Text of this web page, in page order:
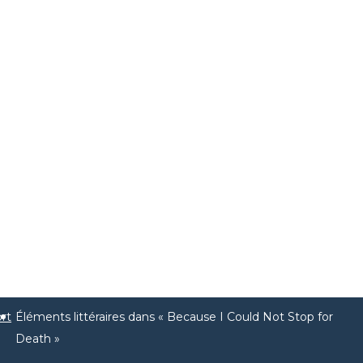
Éléments littéraires dans « Because I Could Not Stop for
Death »